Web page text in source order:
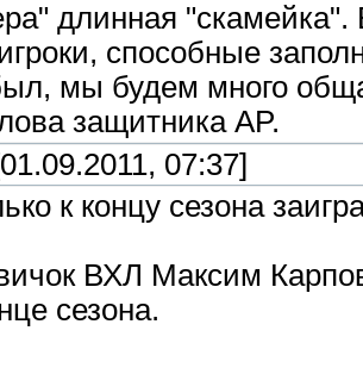
длинная
способные
мы будем много
защитника AP.
07:37]
к концу сезона
ВХЛ Максим
сезона.